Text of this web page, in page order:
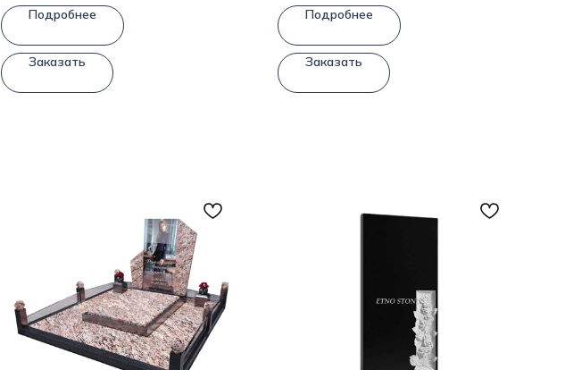
Подробнее
Заказать
Подробнее
Заказать